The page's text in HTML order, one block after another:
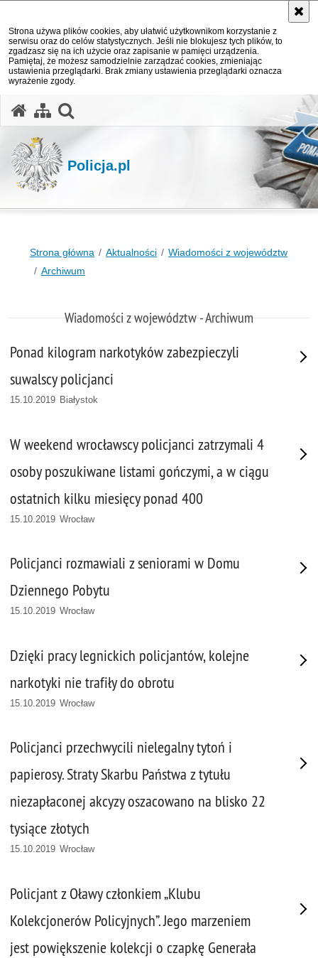
Strona używa plików cookies, aby ułatwić użytkownikom korzystanie z
serwisu oraz do celów statystycznych. Jeśli nie blokujesz tych plików, to
zgadzasz się na ich użycie oraz zapisanie w pamięci urządzenia.
Pamiętaj, że możesz samodzielnie zarządzać cookies, zmieniając
ustawienia przeglądarki. Brak zmiany ustawienia przeglądarki oznacza
wyrażenie zgody.
Policja.pl
Strona główna Aktualności
Wiadomości z województw
Archiwum
Wiadomości z województw - Archiwum
Ponad kilogram narkotyków zabezpieczyli
suwalscy policjanci
15.10.2019 Białystok
W weekend wrocławscy policjanci zatrzymali 4
osoby poszukiwane listami gończymi, a w ciągu
ostatnich kilku miesięcy ponad 400
15.10.2019 Wrocław
Policjanci rozmawiali z seniorami w Domu
Dziennego Pobytu
15.10.2019 Wrocław
Dzięki pracy legnickich policjantów, kolejne
narkotyki nie trafiły do obrotu
15.10.2019 Wrocław
Policjanci przechwycili nielegalny tytoń i
papierosy. Straty Skarbu Państwa z tytułu
niezapłaconej akcyzy oszacowano na blisko 22
tysiące złotych
15.10.2019 Wrocław
Policjant z Oławy członkiem „Klubu
Kolekcjonerów Policyjnych”. Jego marzeniem
jest powiększenie kolekcji o czapkę Generała